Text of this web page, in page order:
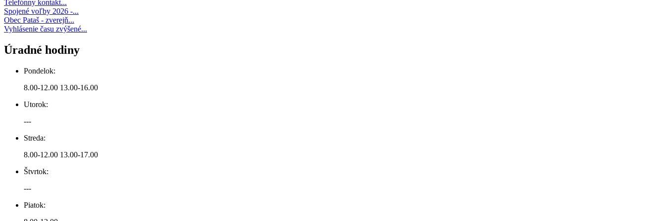
Telefónny kontakt...
Spojené voľby 2026 -...
Obec Pataš - zverejň...
Vyhlásenie času zvýšené...
Úradné hodiny
Pondelok:
8.00-12.00 13.00-16.00
Utorok:
---
Streda:
8.00-12.00 13.00-17.00
Štvrtok:
---
Piatok: